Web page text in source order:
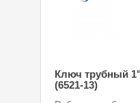
Ключ трубный
(6521-13)